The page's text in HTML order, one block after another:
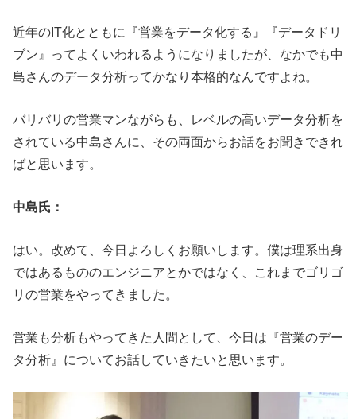
近年のIT化とともに『営業をデータ化する』『データドリ
ブン』ってよくいわれるようになりましたが、なかでも中
島さんのデータ分析ってかなり本格的なんですよね。
バリバリの営業マンながらも、レベルの高いデータ分析を
されている中島さんに、その両面からお話をお聞きできれ
ばと思います。
中島氏：
はい。改めて、今日よろしくお願いします。僕は理系出身
ではあるもののエンジニアとかではなく、これまでゴリゴ
リの営業をやってきました。
営業も分析もやってきた人間として、今日は『営業のデー
タ分析』についてお話していきたいと思います。